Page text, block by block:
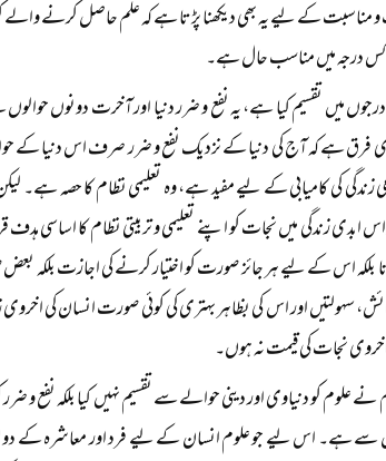
و مناسبت کے لیے یہ بھی دیکھنا پڑتا ہے کہ علم حاصل کرنے والے
درجہ میں مناسب حال ہے۔
میں تقسیم کیا ہے، یہ نفع و ضرر دنیا اور آخرت دونوں
فرق ہے کہ آج کی دنیا کے نزدیک نفع و ضرر صرف اس دنیا کے
زندگی کی کامیابی کے لیے مفید ہے، وہ تعلیمی نظام کا حصہ
ابدی زندگی میں نجات کو اپنے تعلیمی و تربیتی نظام کا اساسی ہدف
بلکہ اس کے لیے ہر جائز صورت کو اختیار کرنے کی اجازت بلکہ
سہولتیں اور اس کی بظاہر بہتری کی کوئی صورت انسان کی
نجات کی قیمت نہ ہوں۔
علوم کو دنیاوی اور دینی حوالے سے تقسیم نہیں کیا بلکہ نفع و ضرر
سے ہے۔ اس لیے جو علوم انسان کے لیے فرد اور معاشرہ کے